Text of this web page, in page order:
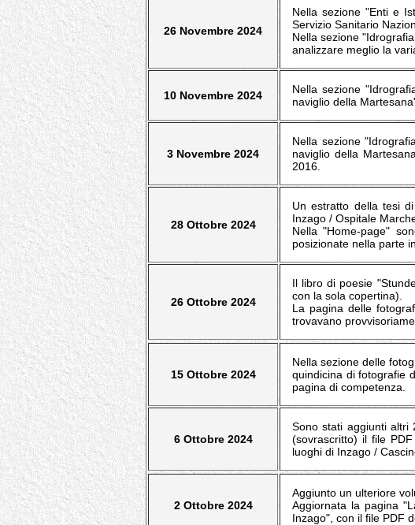
26 Novembre 2024
Nella sezione "Enti e
Servizio Sanitario
Nella sezione
analizzare meglio la
10 Novembre 2024
Nella sezione
naviglio della
3 Novembre 2024
Nella sezione
naviglio della
2016.
28 Ottobre 2024
Un estratto della tesi
Inzago / Ospitale
Nella "Home-page"
posizionate nella parte
26 Ottobre 2024
Il libro di poesie
con la sola copertina).
La pagina delle
trovavano
15 Ottobre 2024
Nella sezione delle
quindicina di fotografie
pagina di competenza.
6 Ottobre 2024
Sono stati aggiunti altri
(sovrascritto) il file
luoghi di Inzago /
2 Ottobre 2024
Aggiunto un ulteriore
Aggiornata la pagina
Inzago", con il file PDF